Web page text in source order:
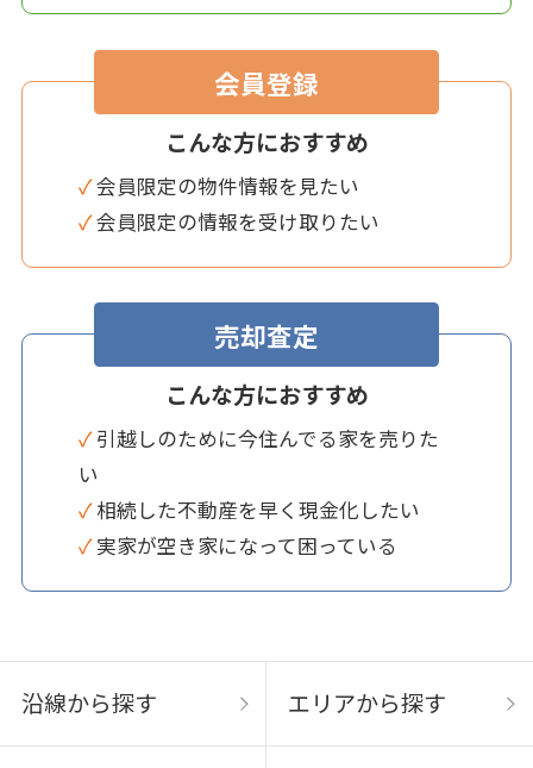
会員登録
こんな方におすすめ
✓ 会員限定の物件情報を見たい
✓ 会員限定の情報を受け取りたい
売却査定
こんな方におすすめ
✓ 引越しのために今住んでる家を売りた
い
✓ 相続した不動産を早く現金化したい
✓ 実家が空き家になって困っている
沿線から探す エリアから探す